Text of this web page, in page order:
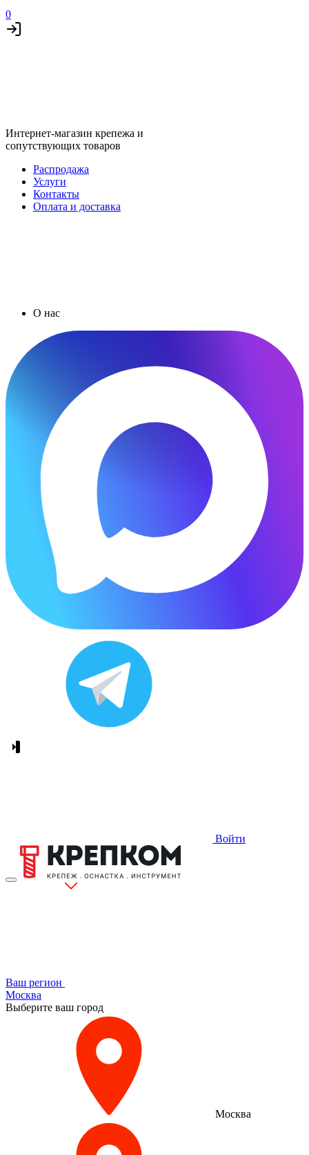
0
Интернет-магазин крепежа и
сопутствующих товаров
Распродажа
Услуги
Контакты
Оплата и доставка
О нас
Войти
Ваш регион
Москва
Выберите ваш город
Москва